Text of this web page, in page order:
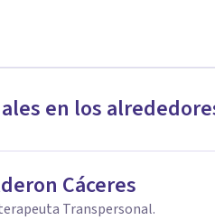
en los
Cáceres
Transpersonal.